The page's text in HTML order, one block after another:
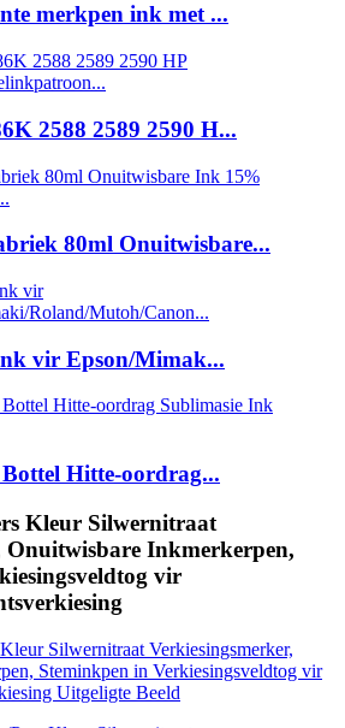
merkpen ink met ...
2588 2589 2590 H...
80ml Onuitwisbare...
vir Epson/Mimak...
Hitte-oordrag...
Kleur Silwernitraat
Onuitwisbare Inkmerkerpen,
vir